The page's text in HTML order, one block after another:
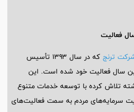
فعالیت
ترنج
که در سال 1393 تأسیس
سال فعالیت خود شده است. این
تلاش کرده با توسعه خدمات متنوع
سرمایه‌های مردم به سمت فعالیت‌های